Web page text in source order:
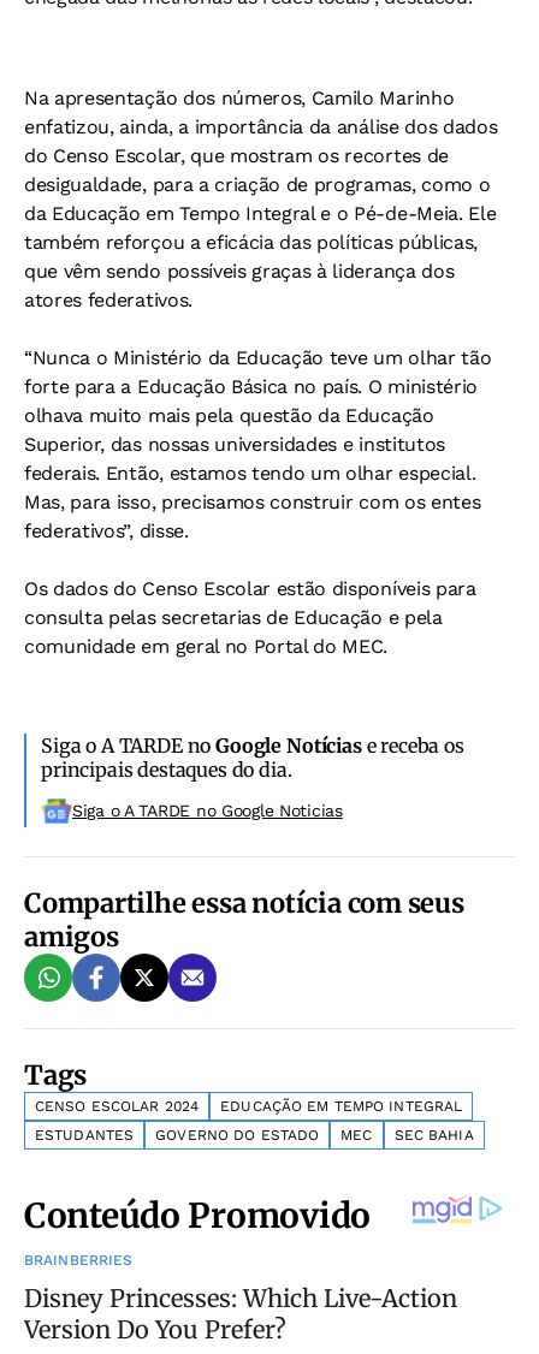
Na apresentação dos números, Camilo Marinho
enfatizou, ainda, a importância da análise dos dados
do Censo Escolar, que mostram os recortes de
desigualdade, para a criação de programas, como o
da Educação em Tempo Integral e o Pé-de-Meia. Ele
também reforçou a eficácia das políticas públicas,
que vêm sendo possíveis graças à liderança dos
atores federativos.
“Nunca o Ministério da Educação teve um olhar tão
forte para a Educação Básica no país. O ministério
olhava muito mais pela questão da Educação
Superior, das nossas universidades e institutos
federais. Então, estamos tendo um olhar especial.
Mas, para isso, precisamos construir com os entes
federativos”, disse.
Os dados do Censo Escolar estão disponíveis para
consulta pelas secretarias de Educação e pela
comunidade em geral no Portal do MEC.
Siga o A TARDE noGoogle Notíciase receba os
principais destaques do dia.
Siga o A TARDE no Google Noticias
Compartilhe essa notícia com seus
amigos
Tags
CENSO ESCOLAR 2024
EDUCAÇÃO EM TEMPO INTEGRAL
ESTUDANTES
GOVERNO DO ESTADO MEC SEC BAHIA